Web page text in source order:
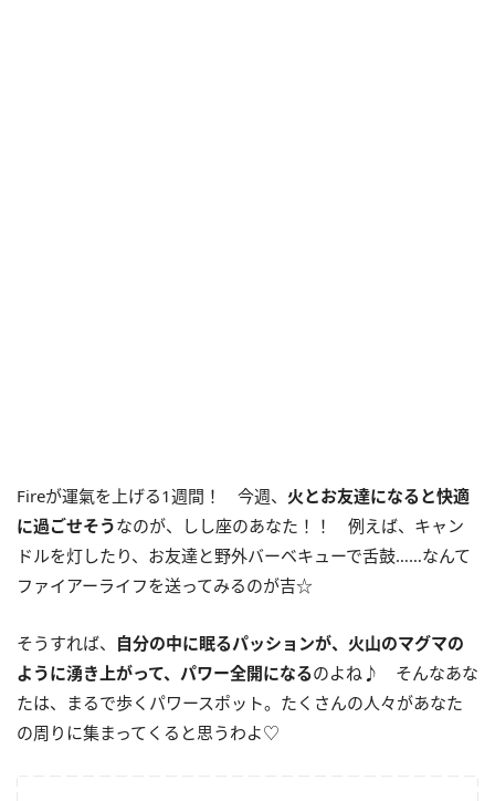
Fireが運氣を上げる1週間！ 今週、 火とお友達になると快適
に過ごせそうなのが、しし座のあなた！！ 例えば、キャン
ドルを灯したり、お友達と野外バーベキューで舌鼓……なんて
ファイアーライフを送ってみるのが吉☆
そうすれば、 自分の中に眠るパッションが、火山のマグマの
ように湧き上がって、パワー全開になるのよね♪ そんなあな
たは、まるで歩くパワースポット。たくさんの人々があなた
の周りに集まってくると思うわよ♡